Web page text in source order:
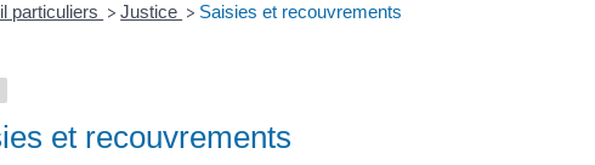
particuliers > Justice > Saisies et recouvrements
et recouvrements